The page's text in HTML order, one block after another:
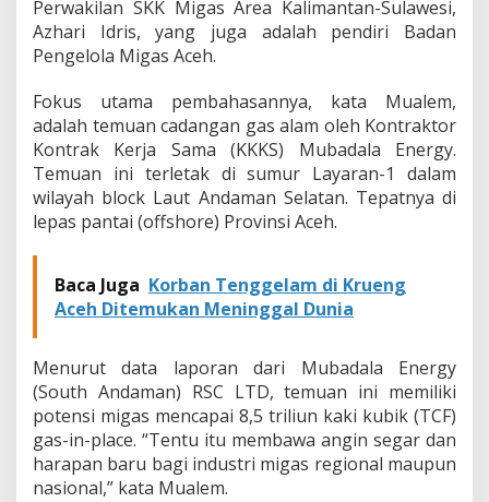
Perwakilan SKK Migas Area Kalimantan-Sulawesi,
Azhari Idris, yang juga adalah pendiri Badan
Pengelola Migas Aceh.
Fokus utama pembahasannya, kata Mualem,
adalah temuan cadangan gas alam oleh Kontraktor
Kontrak Kerja Sama (KKKS) Mubadala Energy.
Temuan ini terletak di sumur Layaran-1 dalam
wilayah block Laut Andaman Selatan. Tepatnya di
lepas pantai (offshore) Provinsi Aceh.
Baca Juga Korban Tenggelam di Krueng
Aceh Ditemukan Meninggal Dunia
Menurut data laporan dari Mubadala Energy
(South Andaman) RSC LTD, temuan ini memiliki
potensi migas mencapai 8,5 triliun kaki kubik (TCF)
gas-in-place. “Tentu itu membawa angin segar dan
harapan baru bagi industri migas regional maupun
nasional,” kata Mualem.